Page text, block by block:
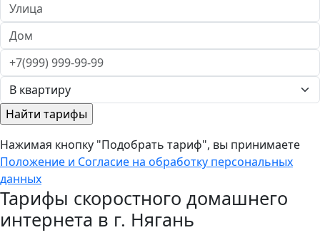
Нажимая кнопку "Подобрать тариф", вы принимаете
Положение и Согласие на обработку персональных
данных
Тарифы скоростного домашнего
интернета в г. Нягань